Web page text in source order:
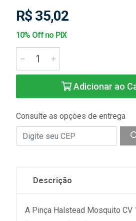
R$ 35,02
10% Off no PIX
Adicionar ao
Consulte as opções de entrega
Descrição
A Pinça Halstead Mosquito CV